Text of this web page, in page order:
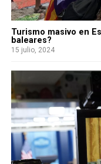
Turismo masivo en
baleares?
15 julio, 2024